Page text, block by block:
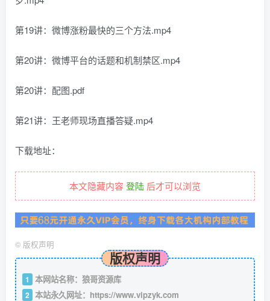
第19讲：微博涨粉最快的三个方法.mp4
第20讲：微博平台的话题和机制禁区.mp4
第20讲：配图.pdf
第21讲：王老师现场直播答疑.mp4
下载地址：
本文隐藏内容 登陆 后才可以浏览
© 版权声明
版权声明
1 本网站名称：狼哥资源库
2 本站永久网址： https://www.vipzyk.com